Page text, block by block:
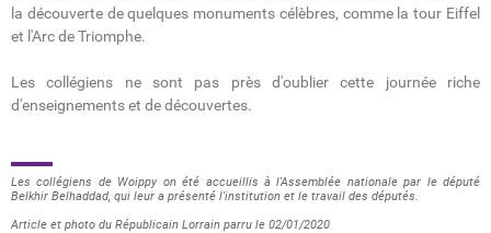
la découverte de quelques monuments célèbres, comme la tour Eiffel
et l'Arc de Triomphe.
Les collégiens ne sont pas près d'oublier cette journée riche
d'enseignements et de découvertes.
Les collégiens de Woippy on été accueillis à l'Assemblée nationale par le député
Belkhir Belhaddad, qui leur a présenté l'institution et le travail des députés.
Article et photo du Républicain Lorrain parru le 02/01/2020